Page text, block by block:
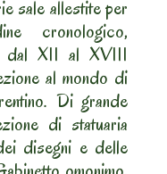
sale allestite per
cronologico,
dal XII al XVIII
al mondo di
Di grande
di statuaria
disegni e delle